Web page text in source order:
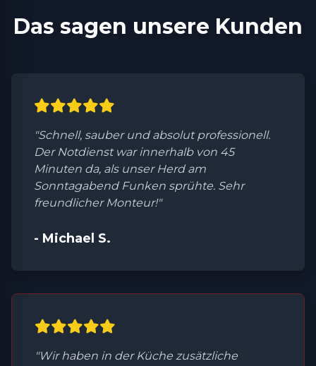
Das sagen unsere Kunden
"Schnell, sauber und absolut professionell.
Der Notdienst war innerhalb von 45
Minuten da, als unser Herd am
Sonntagabend Funken sprühte. Sehr
freundlicher Monteur!"
- Michael S.
"Wir haben in der Küche zusätzliche